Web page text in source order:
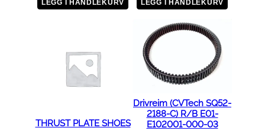
LEGG I HANDLEKURV LEGG I HANDLEKURV
THRUST PLATE SHOES
Drivreim (CVTech SQ52-
2188-C) R/B E01-
E102001-000-03